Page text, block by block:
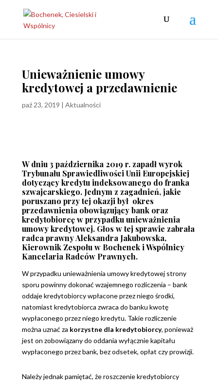
Unieważnienie umowy
kredytowej a przedawnienie
paź 23, 2019 | Aktualności
W dniu 3 października 2019 r. zapadł wyrok
Trybunału Sprawiedliwości Unii Europejskiej
dotyczący kredytu indeksowanego do franka
szwajcarskiego. Jednym z zagadnień, jakie
poruszano przy tej okazji był okres
przedawnienia obowiązujący bank oraz
kredytobiorcę w przypadku unieważnienia
umowy kredytowej. Głos w tej sprawie zabrała
radca prawny Aleksandra Jakubowska,
Kierownik Zespołu w Bochenek i Wspólnicy
Kancelaria Radców Prawnych.
W przypadku unieważnienia umowy kredytowej strony
sporu powinny dokonać wzajemnego rozliczenia – bank
oddaje kredytobiorcy wpłacone przez niego środki,
natomiast kredytobiorca zwraca do banku kwotę
wypłaconego przez niego kredytu. Takie rozliczenie
można uznać za korzystne dla kredytobiorcy, ponieważ
jest on zobowiązany do oddania wyłącznie kapitału
wypłaconego przez bank, bez odsetek, opłat czy prowizji.
Należy jednak pamiętać, że roszczenie kredytobiorcy